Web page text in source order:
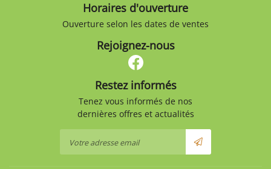
Horaires d'ouverture
Ouverture selon les dates de ventes
Rejoignez-nous
Restez informés
Tenez vous informés de nos
dernières offres et actualités